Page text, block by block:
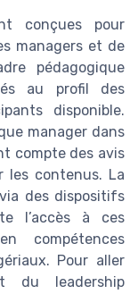
conçues pour
managers et de
pédagogique
au profil des
disponible.
manager dans
compte des avis
les contenus. La
des dispositifs
l’accès à ces
compétences
Pour aller
du leadership